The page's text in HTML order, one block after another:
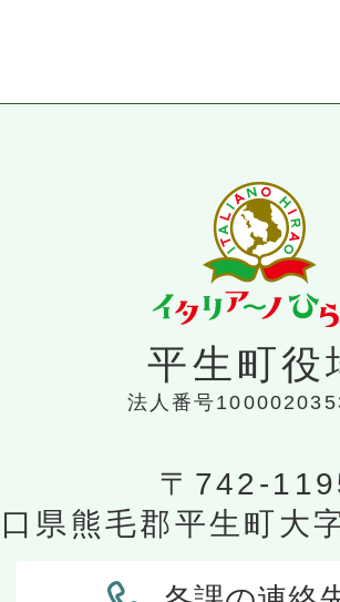
平生町役
法人番号
〒742-
県熊毛郡平生町大